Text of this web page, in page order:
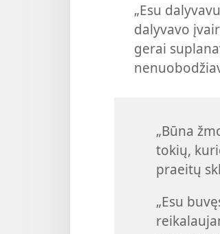
„Esu
dalyvavo
gerai
„Būna
tokių,
praeitų
„Esu